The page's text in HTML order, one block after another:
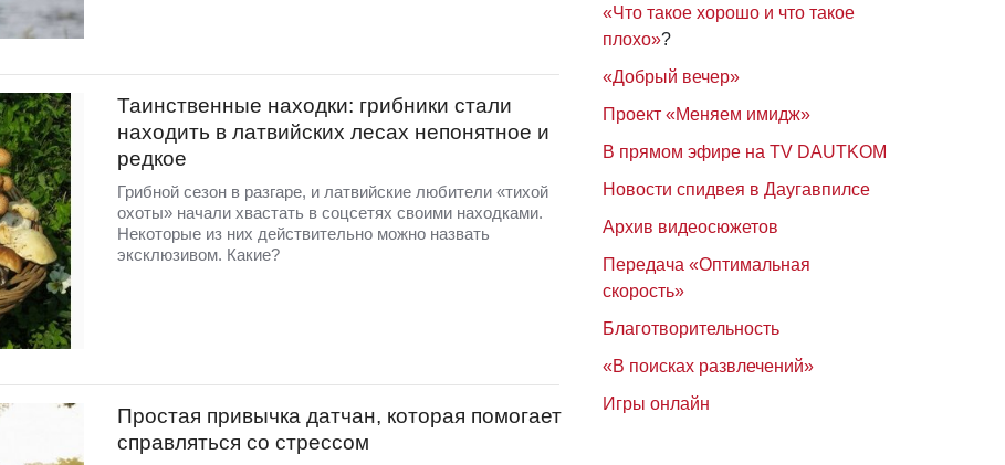
Таинственные находки: грибники стали
находить в латвийских лесах непонятное и
редкое
Грибной сезон в разгаре, и латвийские любители «тихой
охоты» начали хвастать в соцсетях своими находками.
Некоторые из них действительно можно назвать
эксклюзивом. Какие?
Простая привычка датчан, которая помогает
справляться со стрессом
«Что такое хорошо и что такое
плохо»?
«Добрый вечер»
Проект «Меняем имидж»
В прямом эфире на TV DAUTKOM
Новости спидвея в Даугавпилсе
Архив видеосюжетов
Передача «Оптимальная
скорость»
Благотворительность
«В поисках развлечений»
Игры онлайн